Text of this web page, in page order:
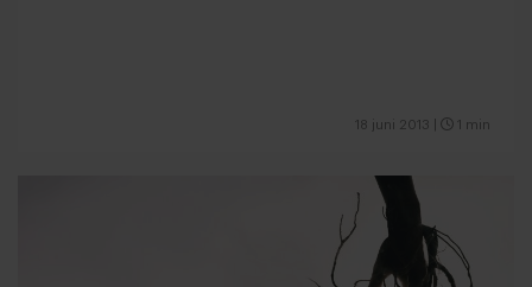
18 juni 2013 1 min